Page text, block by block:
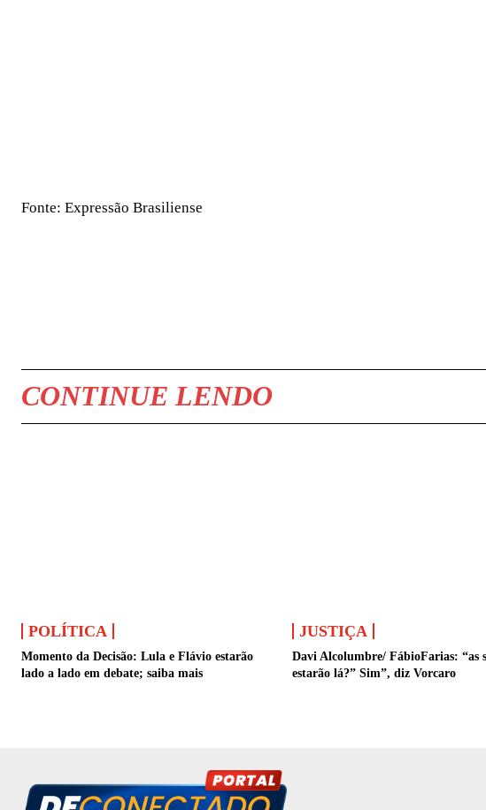
Fonte: Expressão Brasiliense
CONTINUE LENDO
POLÍTICA
Momento da Decisão: Lula e Flávio estarão
lado a lado em debate; saiba mais
JUSTIÇA
Davi Alcolumbre/ FábioFarias: “as
estarão lá?” Sim”, diz Vorcaro